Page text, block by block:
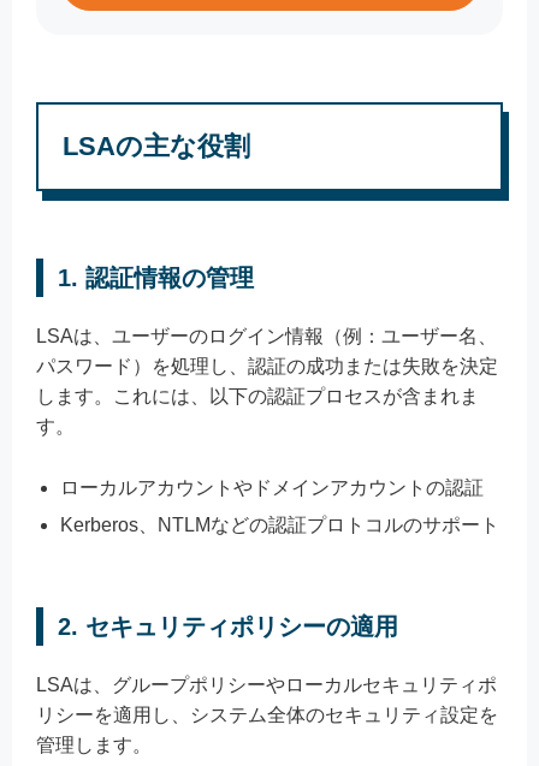
LSAの主な役割
1. 認証情報の管理
LSAは、ユーザーのログイン情報（例：ユーザー名、
パスワード）を処理し、認証の成功または失敗を決定
します。これには、以下の認証プロセスが含まれま
す。
ローカルアカウントやドメインアカウントの認証
Kerberos、NTLMなどの認証プロトコルのサポート
2. セキュリティポリシーの適用
LSAは、グループポリシーやローカルセキュリティポ
リシーを適用し、システム全体のセキュリティ設定を
管理します。